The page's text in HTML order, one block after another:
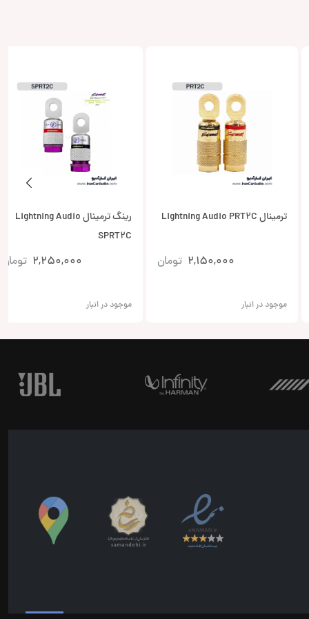
ترمینال Lightning Audio PRT2C
2,150,000 تومان
موجود در انبار
رینگ ترمینال Lightning Audio
SPRT2C
2,250,000 تومان
موجود در انبار